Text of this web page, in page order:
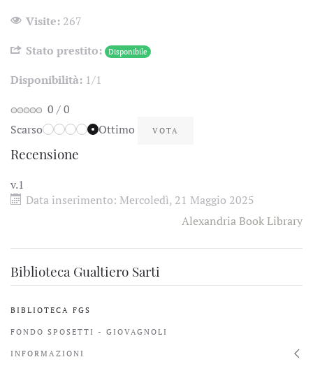
Visite: 267
Stato prestito:
Disponibile
Disponibilità: 1/1
0 /0
Scarso
Ottimo
Recensione
v.1
Data inserimento: Mercoledì, 21 Maggio 2025
Alexandria Book Library
Biblioteca Gualtiero Sarti
BIBLIOTECA FGS
FONDO SPOSETTI - GIOVAGNOLI
INFORMAZIONI